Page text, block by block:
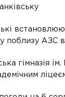
поблизу АЗС
гімназія